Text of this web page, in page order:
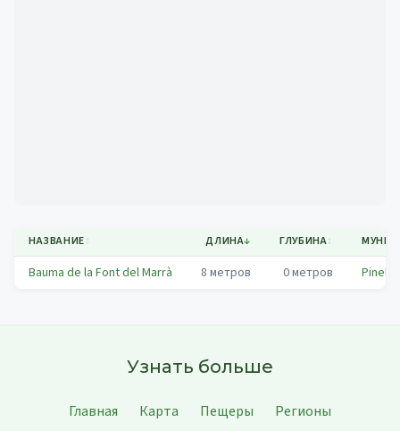
НАЗВАНИЕ↕ ДЛИНА↓ ГЛУБИНА↕
Bauma de la Font del Marrà 8 метров 0метров Pinell
Узнать больше
Главная Карта Пещеры Регионы